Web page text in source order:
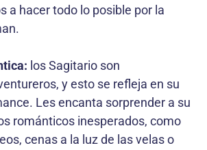
a hacer todo lo posible por la
los Sagitario son
y esto se refleja en su
Les encanta sorprender a su
románticos inesperados, como
cenas a la luz de las velas o